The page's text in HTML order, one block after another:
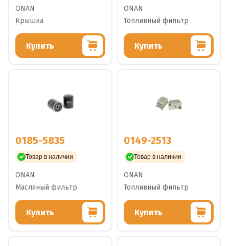
ONAN
Крышка
Купить
ONAN
Топливный фильтр
Купить
0185-5835
Товар в наличии
ONAN
Масляный фильтр
Купить
0149-2513
Товар в наличии
ONAN
Топливный фильтр
Купить